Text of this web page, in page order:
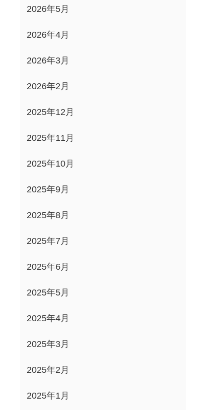
2026年5月
2026年4月
2026年3月
2026年2月
2025年12月
2025年11月
2025年10月
2025年9月
2025年8月
2025年7月
2025年6月
2025年5月
2025年4月
2025年3月
2025年2月
2025年1月